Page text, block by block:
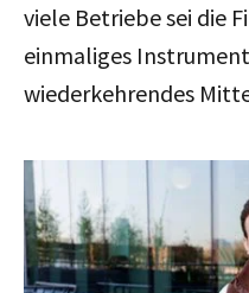
viele Betriebe sei die
einmaliges
wiederkehrendes